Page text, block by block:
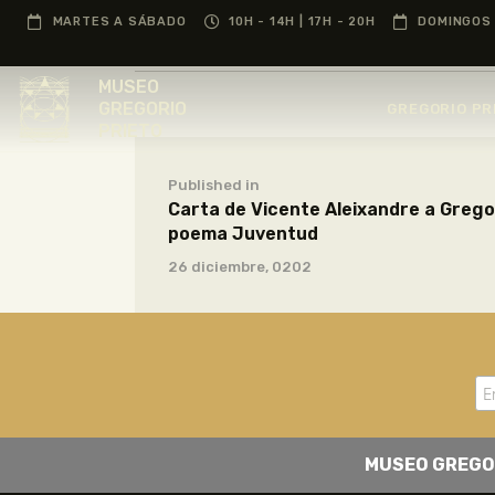
MARTES A SÁBADO 10H - 14H | 17H - 20H
MUSEO
Published in
Carta de Vicente Aleixandre a
poema Juventud
26 diciembre, 0202
MUSEO